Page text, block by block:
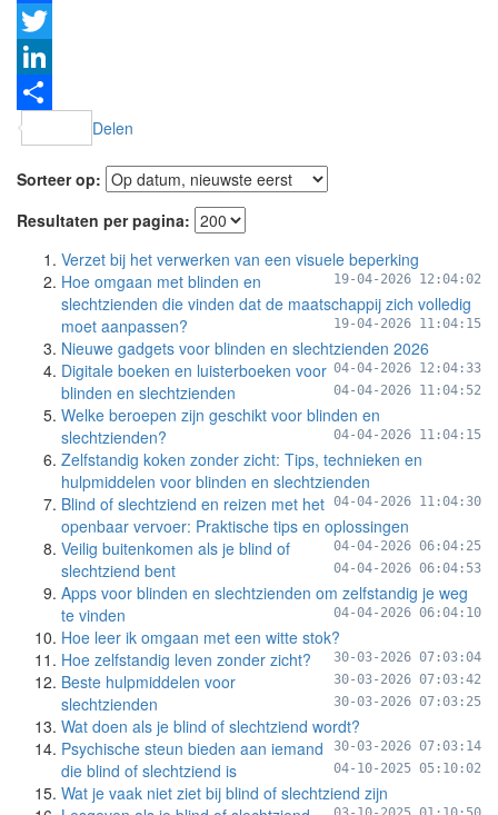
Facebook
Twitter
LinkedIn
Delen
Sorteer op:
Resultaten per pagina:
Verzet bij het verwerken van een visuele beperking
19-04-2026 12:04:02
Hoe omgaan met blinden en
slechtzienden die vinden dat de maatschappij zich volledig
moet aanpassen?
19-04-2026 11:04:15
Nieuwe gadgets voor blinden en slechtzienden 2026
04-04-2026 12:04:33
Digitale boeken en luisterboeken voor
blinden en slechtzienden
04-04-2026 11:04:52
Welke beroepen zijn geschikt voor blinden en
slechtzienden?
04-04-2026 11:04:15
Zelfstandig koken zonder zicht: Tips, technieken en
hulpmiddelen voor blinden en slechtzienden
04-04-2026 11:04:30
Blind of slechtziend en reizen met het
openbaar vervoer: Praktische tips en oplossingen
04-04-2026 06:04:25
Veilig buitenkomen als je blind of
slechtziend bent
04-04-2026 06:04:53
Apps voor blinden en slechtzienden om zelfstandig je weg
te vinden
04-04-2026 06:04:10
Hoe leer ik omgaan met een witte stok?
30-03-2026 07:03:04
Hoe zelfstandig leven zonder zicht?
30-03-2026 07:03:42
Beste hulpmiddelen voor
slechtzienden
30-03-2026 07:03:25
Wat doen als je blind of slechtziend wordt?
30-03-2026 07:03:14
Psychische steun bieden aan iemand
die blind of slechtziend is
04-10-2025 05:10:02
Wat je vaak niet ziet bij blind of slechtziend zijn